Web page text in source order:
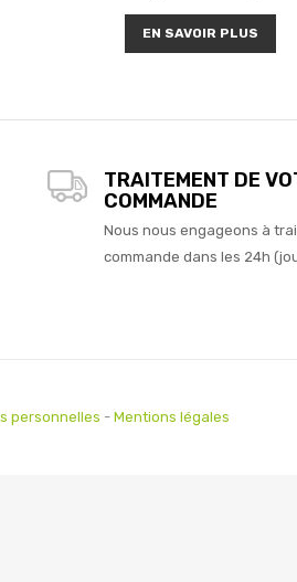
EN SAVOIR PLUS
TRAITEMENT DE
COMMANDE
Nous nous engageons à
commande dans les 24h
personnelles - Mentions légales